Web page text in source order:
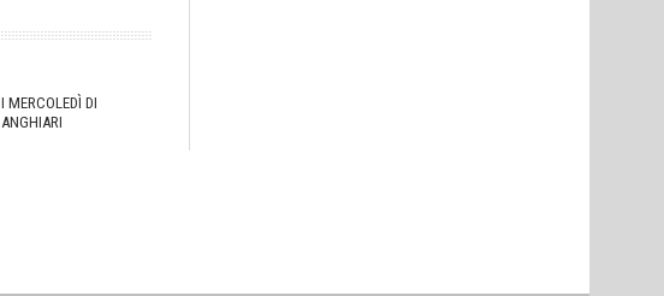
I MERCOLEDÌ DI
ANGHIARI